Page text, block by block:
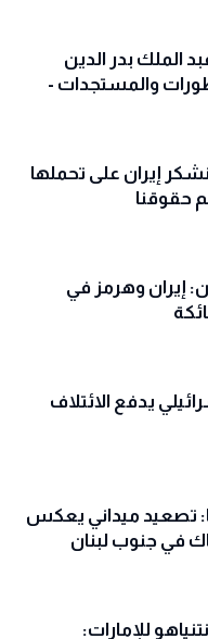
الملك بدر الدين
والمستجدات -
إيران على تحملها
حقوقنا
إيران وهرمز في
يدفع الائتلاف
تصعيد ميداني يعكس
في جنوب لبنان
للإمارات: